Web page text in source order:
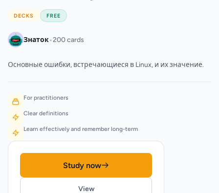
DECKS FREE
Знаток•200 cards
Основные ошибки, встречающиеся в Linux, и их значение.
For practitioners
Clear definitions
Learn effectively and remember long-term
Study now
View